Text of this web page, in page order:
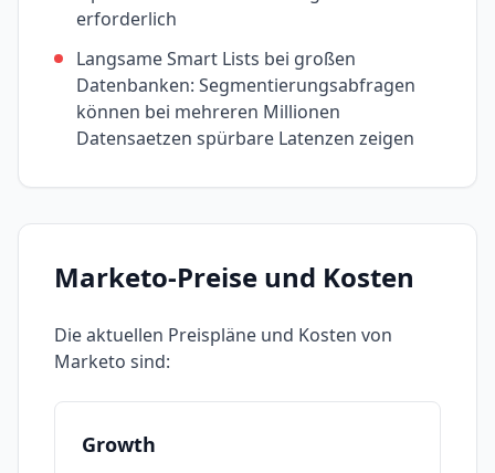
erforderlich
Langsame Smart Lists bei großen
Datenbanken: Segmentierungsabfragen
können bei mehreren Millionen
Datensaetzen spürbare Latenzen zeigen
Marketo-Preise und Kosten
Die aktuellen Preispläne und Kosten von
Marketo sind:
Growth